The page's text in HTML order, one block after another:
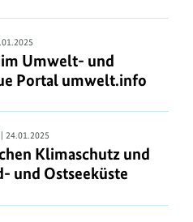
Umwelt- und
Portal umwelt.info
24.01.2025
Klimaschutz und
und Ostseeküste